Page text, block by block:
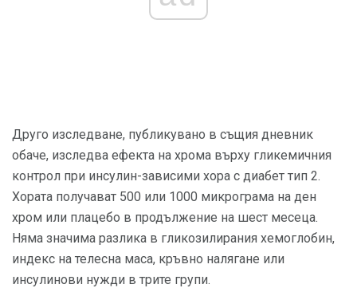
Друго изследване, публикувано в същия дневник
обаче, изследва ефекта на хрома върху гликемичния
контрол при инсулин-зависими хора с диабет тип 2.
Хората получават 500 или 1000 микрограма на ден
хром или плацебо в продължение на шест месеца.
Няма значима разлика в гликозилирания хемоглобин,
индекс на телесна маса, кръвно налягане или
инсулинови нужди в трите групи.